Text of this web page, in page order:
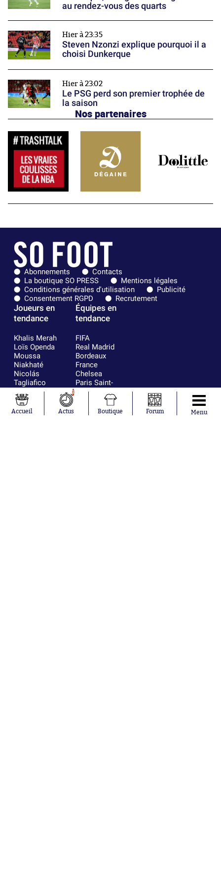
au rendez-vous des quarts
Hier à 23:35
Steven Nzonzi explique pourquoi il a
choisi Dunkerque
Hier à 23:02
Le PSG perd son premier trophée de
la saison
Nos partenaires
Abonnements
Contacts
La boutique SO PRESS
Mentions légales
Conditions générales d'utilisation
Publicité
Consentement RGPD
Recrutement
Joueurs en
tendance
Khalis Merah
Loïs Openda
Moussa
Niakhaté
Nicolás
Tagliafico
Pavel Šulc
Gauthier Hein
Lionel Messi
Équipes en
tendance
FIFA
Real Madrid
Bordeaux
France
Chelsea
Paris Saint-
Germain
Olympique
lyonnais
AC Milan
Accueil
1
Actus Boutique Forum Menu